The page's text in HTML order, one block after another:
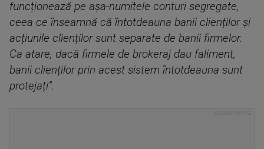
funcționează pe așa-numitele conturi segregate,
ceea ce înseamnă că întotdeauna banii clienților și
acțiunile clienților sunt separate de banii firmelor.
Ca atare, dacă firmele de brokeraj dau faliment,
banii clienților prin acest sistem întotdeauna sunt
protejați”.